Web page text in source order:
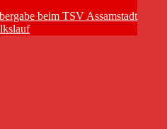
beim TSV Assamstadt